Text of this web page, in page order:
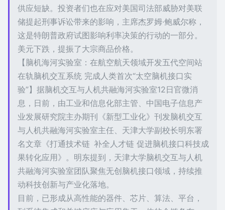
供应短缺。投资者们也在应对美国司法部威胁对美联
储提起刑事诉讼带来的影响，主席杰罗姆·鲍威尔称，
这是特朗普政府试图影响利率决策的行动的一部分。
美元下跌，提振了大宗商品价格。
【脑机海河实验室：在航空航天领域开发五代空间站
在轨脑机交互系统 完成人类首次“太空脑机接口实
验”】据脑机交互与人机共融海河实验室12日官微消
息，日前，由工业和信息化部主管、中国电子信息产
业发展研究院主办期刊《新型工业化》刊发脑机交互
与人机共融海河实验室主任、天津大学副校长明东署
名文章《打通技术链 补全人才链 促进脑机接口科技成
果转化应用》。明东提到，天津大学脑机交互与人机
共融海河实验室团队聚焦无创脑机接口领域，持续推
动科技创新与产业化落地。
目前，已形成从高性能的器件、芯片、算法、平台，